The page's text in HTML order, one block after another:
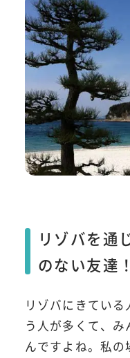
リゾバを通
のない友達！
リゾバにきてい
う人が多くて、
んですよね。私